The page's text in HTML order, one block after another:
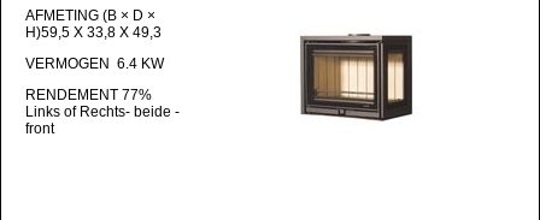
AFMETING (B × D ×
H)59,5 X 33,8 X 49,3
VERMOGEN 6.4 KW
RENDEMENT 77%
Links of Rechts- beide -
front